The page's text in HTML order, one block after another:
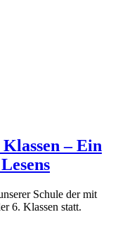
– Ein
Schule der mit
6. Klassen statt.